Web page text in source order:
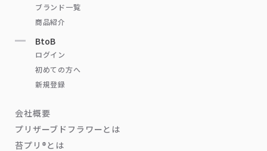
ブランド一覧
商品紹介
BtoB
ログイン
初めての方へ
新規登録
会社概要
プリザーブドフラワーとは
苔プリ®とは